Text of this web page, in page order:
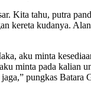
Kita tahu, putra
kereta kudanya.
aku minta
minta pada kalian
pungkas Batara